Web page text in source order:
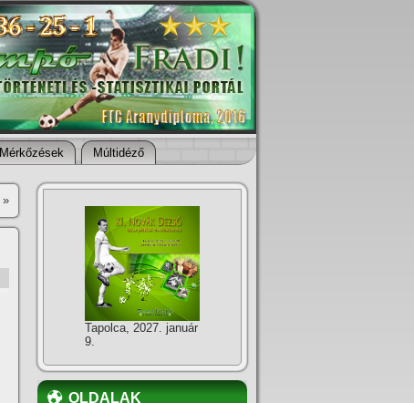
Mérkőzések Múltidéző
»
Tapolca, 2027. január
9.
OLDALAK